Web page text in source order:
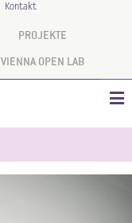
Kontakt
PROJEKTE
VIENNA OPEN LAB